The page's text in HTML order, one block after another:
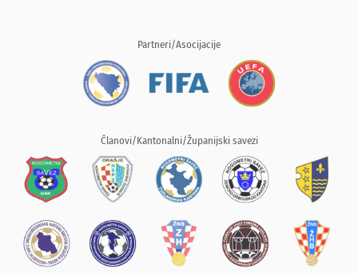
Partneri/Asocijacije
Članovi/Kantonalni/Županijski savezi